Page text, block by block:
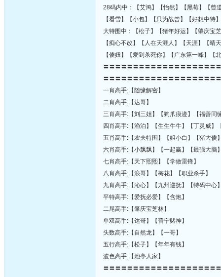
28码内中：【艾鸿】【怡然】【黑莓】【曾
【看雪】【小包】【只为战曾】【好想中特】
大特围中：【松子】【猪年好运】【肇庆宝
【痴心不改】【人在天涯人】【天涯】【
【傻妞】【爱到杀死你】【广东第一峰】【
〓〓〓〓〓〓〓〓〓〓〓〓〓〓〓〓〓〓〓
〓〓〓〓〓〓〓〓〓〓〓〓〓〓〓〓〓〓〓
一肖高手:【随缘解密】
二肖高手:【达哥】
三肖高手:【刘三姐】【狗爪痕迹】【福善同
四肖高手:【渔泊】【生生牛牛】【丁灵威】
五肖高手:【农夫特围】【姐小白】【猪大傻
六肖高手:【小飘飘】【一起赢】【最强大脑
七肖高手:【天下熙熙】【学做雷锋】
八肖高手:【浪哥】【梅花】【职业杀手】
九肖高手:【沁心】【九州巡抚】【特码中心
平特高手:【爱抚必爱】【含炮】
二尾高手:【肇庆宝芝林】
单双高手:【达哥】【普宁赌神】
头数高手:【自然龙】【一哥】
五行高手:【松子】【年年有钱】
波色高手:【池亭人家】
〓〓〓〓〓〓〓〓〓〓〓〓〓〓〓〓〓〓〓